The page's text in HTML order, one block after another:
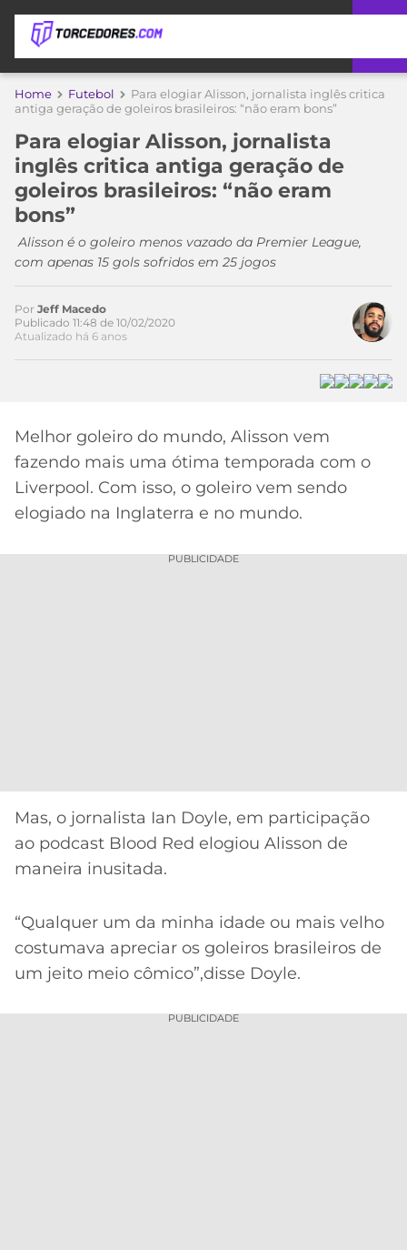
APOSTAS
DE
APOSTA
MELHORES
SITES
DE
CÓDIGO
PROMOCIONAL
CÓDIGO
DE
INDICAÇÃO
BET365
MELHORES
CASSINOS
ONLINE
2026
COPA
DO
MUNDO
TIMES
MEU
TIME
CORINTHIANS
SÃO
PAULO
SANTOS
INTERNACIONAL
GRÊMIO
MG
CRUZEIRO
CAMPEONATOS
BRASILEIRÃO
LIBERTADORES
COPA
CAMPEÕES
LALIGA
MÍDIA
MERCADO
DA
BOLA
PALPITES
Home Futebol
Para elogiar Alisson, jornalista inglês critica
antiga geração de goleiros brasileiros: “não eram bons”
Para elogiar Alisson, jornalista
inglês critica antiga geração de
goleiros brasileiros: “não eram
bons”
Alisson é o goleiro menos vazado da Premier League,
com apenas 15 gols sofridos em 25 jogos
Acesse o perfil do autor
no Twitter
Por Jeff Macedo
Publicado 11:48 de 10/02/2020
Atualizado há 6 anos
Melhor goleiro do mundo, Alisson vem
fazendo mais uma ótima temporada com o
Liverpool. Com isso, o goleiro vem sendo
elogiado na Inglaterra e no mundo.
PUBLICIDADE
Mas, o jornalista Ian Doyle, em participação
ao podcast Blood Red elogiou Alisson de
maneira inusitada.
“Qualquer um da minha idade ou mais velho
costumava apreciar os goleiros brasileiros de
um jeito meio cômico”,disse Doyle.
PUBLICIDADE